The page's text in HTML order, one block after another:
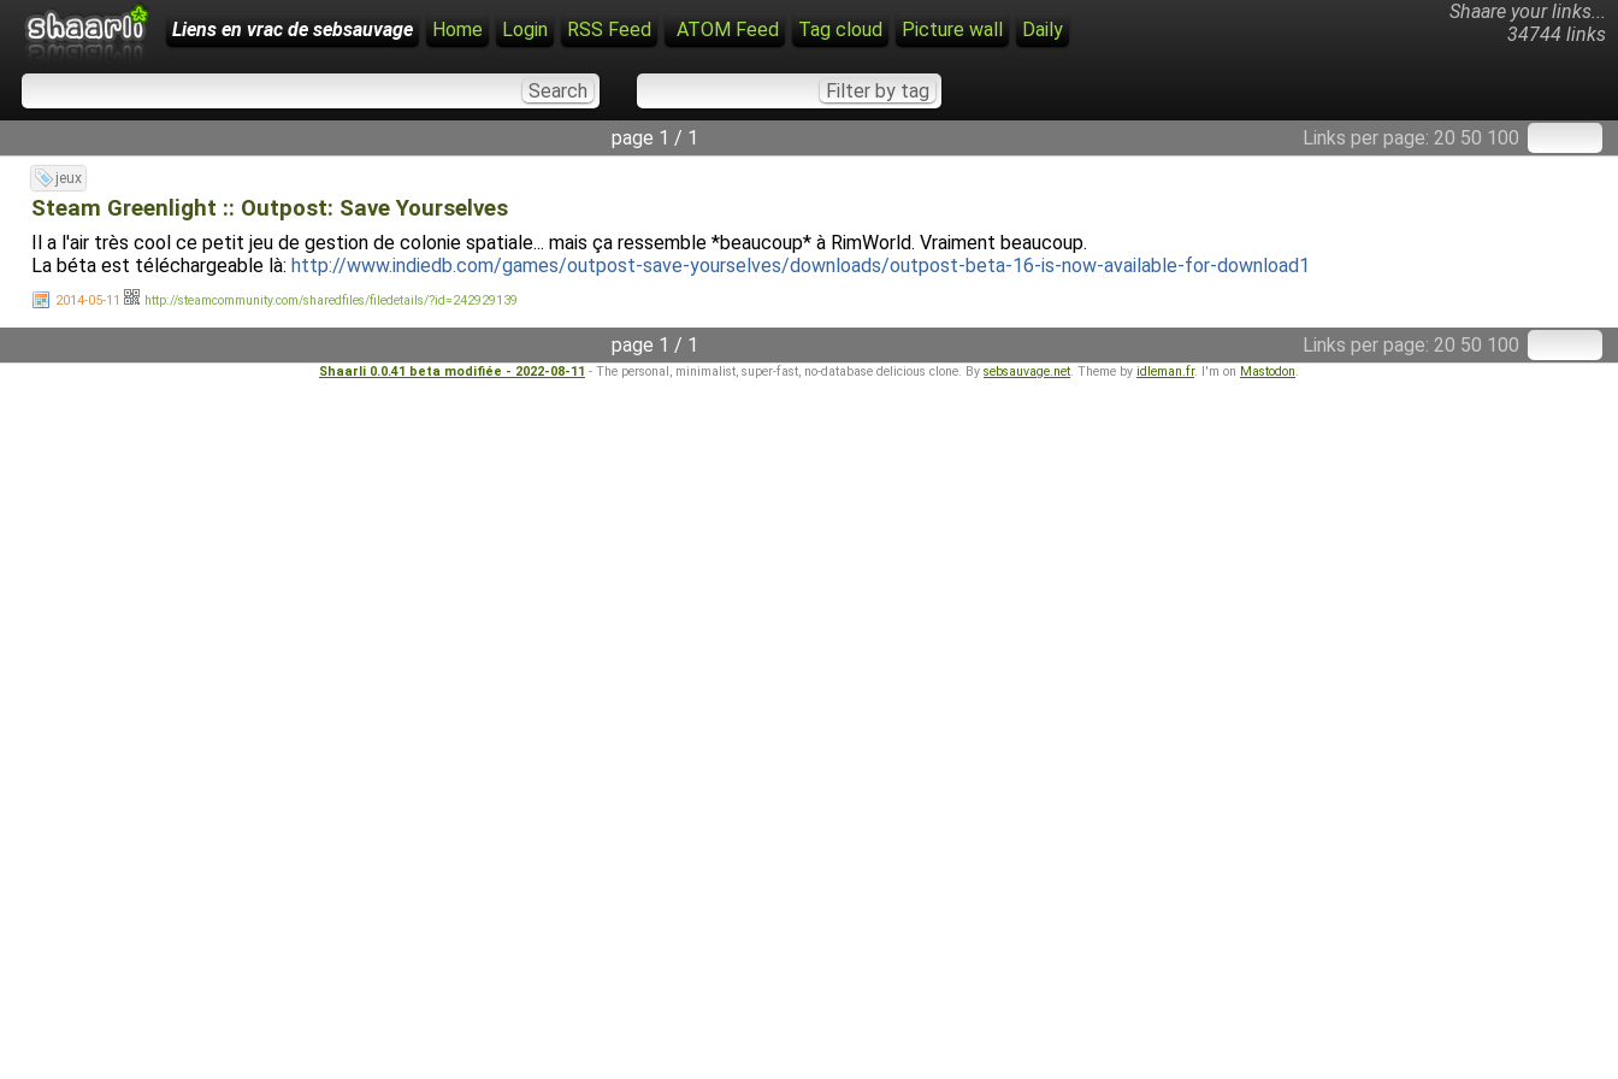
Shaare your links...
34744 links
Liens en vrac de sebsauvage Home Login RSS Feed ATOM Feed Tag cloud Picture wall Daily
Links per page: 20 50 100
page 1 / 1
jeux
Steam Greenlight :: Outpost: Save Yourselves
Il a l'air très cool ce petit jeu de gestion de colonie spatiale... mais ça ressemble *beaucoup* à RimWorld. Vraiment beaucoup.
La béta est téléchargeable là: http://www.indiedb.com/games/outpost-save-yourselves/downloads/outpost-beta-16-is-now-available-for-download1
2014-05-11 http://steamcommunity.com/sharedfiles/filedetails/?id=242929139
Links per page: 20 50 100
page 1 / 1
Shaarli 0.0.41 beta modifiée - 2022-08-11 - The personal, minimalist, super-fast, no-database delicious clone. By sebsauvage.net. Theme by idleman.fr. I'm on Mastodon.